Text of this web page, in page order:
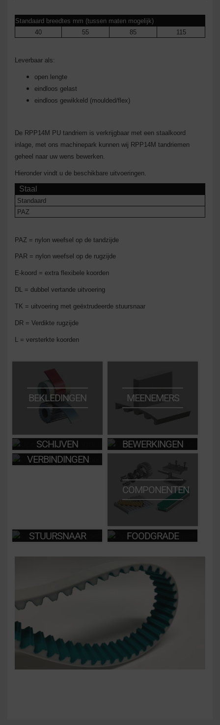
Standaard breedtes mm (tussen maten mogelijk)
40
55 85 115
Leverbaar als:
open lengte
eindloos gelast
eindloos gewikkeld (moulded/flex)
De RPP14M PU tandriem is verkrijgbaar met een staalkoord
inlage, met ons machinepark kunnen wij RPP14M tandriemen
geheel naar uw wens bewerken.
Hieronder vindt u de beschikbare uitvoeringen.
Staal
Standaard
PAZ
PAZ = nylon weefsel op de tandzijde
PAR = nylon weefsel op de rugzijde
E-koord = extra flexibele koorden
DL = dubbel vertande uitvoering
TK = uitvoering met geëxtrudeerde stuursnaar
DR = Verdikte rugzijde
L = versterkte koorden
BEKLEDINGEN MEENEMERS
SCHIJVEN
BEWERKINGEN
VERBINDINGEN
COMPONENTEN
STUURSNAAR FOODGRADE